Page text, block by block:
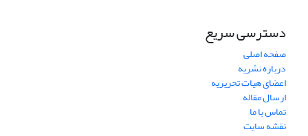
دسترسی سریع
صفحه اصلی
درباره نشریه
اعضای هیات تحریریه
ارسال مقاله
تماس با ما
نقشه سایت